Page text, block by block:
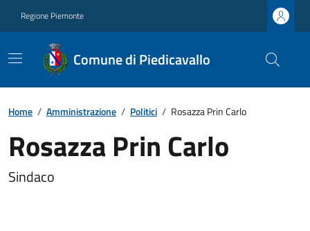
Regione Piemonte
Comune di Piedicavallo
Home / Amministrazione / Politici / Rosazza Prin Carlo
Rosazza Prin Carlo
Sindaco